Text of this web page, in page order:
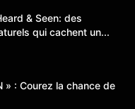
& Seen: des
qui cachent un...
» : Courez la chance de